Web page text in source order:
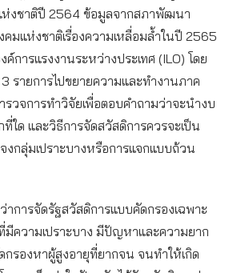
งชาติปี 2564 ข้อมูลจากสภาพัฒนา
คมแห่งชาติเรื่องความเหลื่อมล้ำในปี 2565
การแรงงานระหว่างประเทศ (ILO) โดย
รายการไปขยายความและทำงานภาค
วจการทำวิจัยเพื่อตอบคำถามว่าจะนำงบ
ใด และวิธีการจัดสวัสดิการควรจะเป็น
งกลุ่มเปราะบางหรือการแจกแบบถ้วน
การจัดรัฐสวัสดิการแบบคัดกรองเฉพาะ
ความเปราะบาง มีปัญหาและความยาก
กรองหาผู้สูงอายุที่ยากจน จนทำให้เกิด